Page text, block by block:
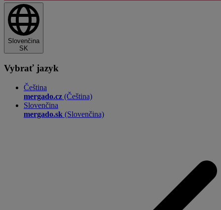
Slovenčina
SK
Vybrať jazyk
Čeština
mergado.cz (Čeština)
Slovenčina
mergado.sk (Slovenčina)